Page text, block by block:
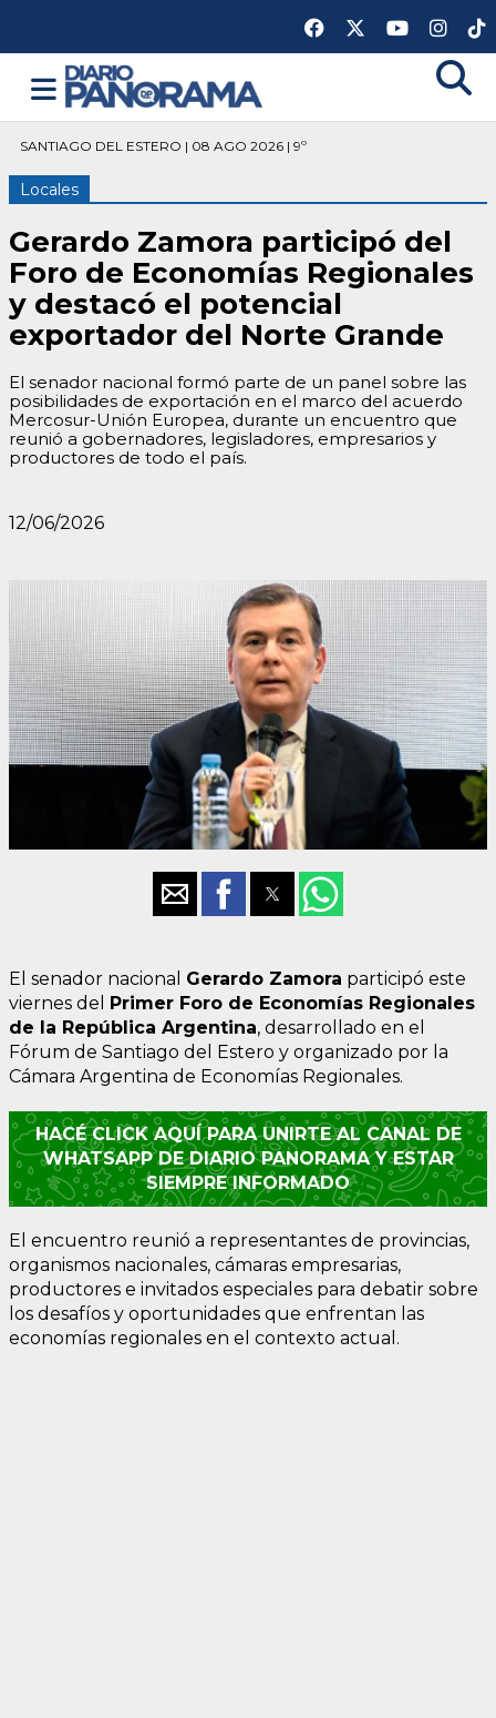
SANTIAGO DEL ESTERO | 08 AGO 2026 | 9º
Locales
Gerardo Zamora participó del
Foro de Economías Regionales
y destacó el potencial
exportador del Norte Grande
El senador nacional formó parte de un panel sobre las
posibilidades de exportación en el marco del acuerdo
Mercosur-Unión Europea, durante un encuentro que
reunió a gobernadores, legisladores, empresarios y
productores de todo el país.
12/06/2026
El senador nacional Gerardo Zamora participó este
viernes del Primer Foro de Economías Regionales
de la República Argentina, desarrollado en el
Fórum de Santiago del Estero y organizado por la
Cámara Argentina de Economías Regionales.
HACÉ CLICK AQUÍ PARA UNIRTE AL CANAL DE
WHATSAPP DE DIARIO PANORAMA Y ESTAR
SIEMPRE INFORMADO
El encuentro reunió a representantes de provincias,
organismos nacionales, cámaras empresarias,
productores e invitados especiales para debatir sobre
los desafíos y oportunidades que enfrentan las
economías regionales en el contexto actual.